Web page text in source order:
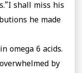
shall miss his
he made
omega 6 acids.
by